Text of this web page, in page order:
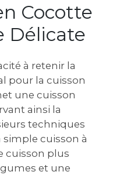
Cocotte
Délicate
à retenir la
pour la cuisson
une cuisson
ainsi la
techniques
cuisson à
cuisson plus
et une